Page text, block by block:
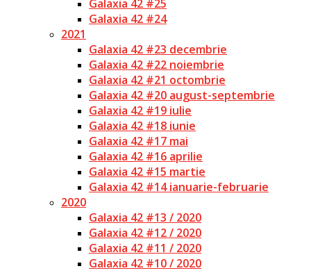
Galaxia 42 #25
Galaxia 42 #24
2021
Galaxia 42 #23 decembrie
Galaxia 42 #22 noiembrie
Galaxia 42 #21 octombrie
Galaxia 42 #20 august-septembrie
Galaxia 42 #19 iulie
Galaxia 42 #18 iunie
Galaxia 42 #17 mai
Galaxia 42 #16 aprilie
Galaxia 42 #15 martie
Galaxia 42 #14 ianuarie-februarie
2020
Galaxia 42 #13 / 2020
Galaxia 42 #12 / 2020
Galaxia 42 #11 / 2020
Galaxia 42 #10 / 2020